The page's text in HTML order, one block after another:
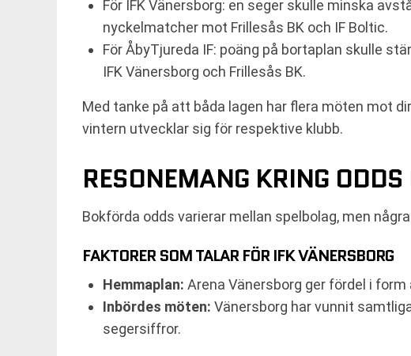
För IFK Vänersborg: en seger skulle minska
nyckelmatcher mot Frillesås BK och IF Boltic.
För ÅbyTjureda IF: poäng på bortaplan skulle
IFK Vänersborg och Frillesås BK.
Med tanke på att båda lagen har flera möten mot
vintern utvecklar sig för respektive klubb.
RESONEMANG KRING
Bokförda odds varierar mellan spelbolag, men
FAKTORER SOM TALAR FÖR IFK VÄNERSBORG
Hemmaplan: Arena Vänersborg ger fördel i
Inbördes möten: Vänersborg har vunnit
segersiffror.